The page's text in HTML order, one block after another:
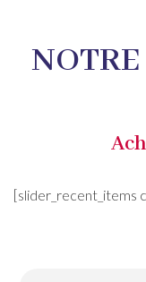
[slider_recent_items